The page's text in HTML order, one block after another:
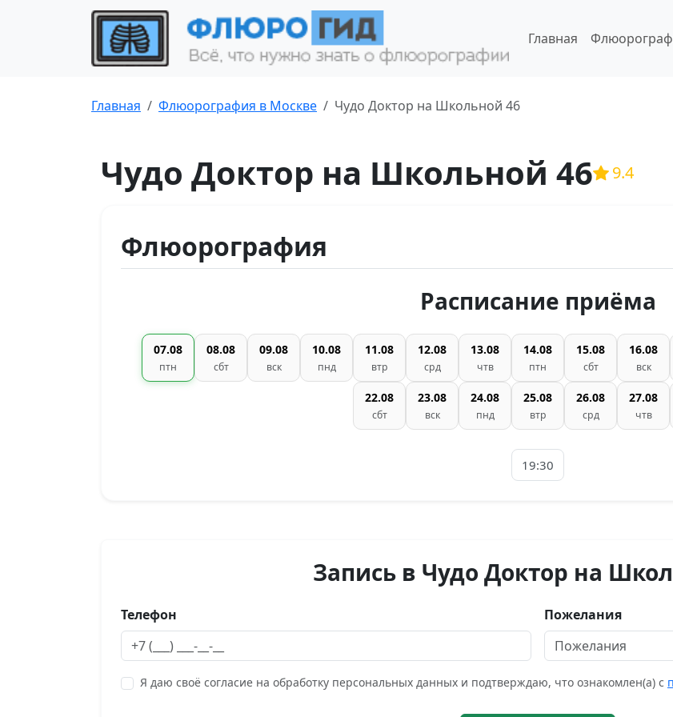
Главная
Главная Флюорография в Москве Чудо Доктор на Школьной 46
Чудо Доктор на Школьной 46 9.4
Флюорография
Расписание приёма
07.08
птн
08.08
сбт
09.08
вск
10.08
пнд
11.08
втр
12.08
срд
13.08
чтв
14.08
птн
15.08
сбт
16.08
вск
22.08
сбт
23.08
вск
24.08
пнд
25.08
втр
26.08
срд
27.08
чтв
19:30
Запись в Чудо Доктор на
Телефон Пожелания
Я даю своё согласие на обработку персональных данных и подтверждаю, что ознакомлен(а) с